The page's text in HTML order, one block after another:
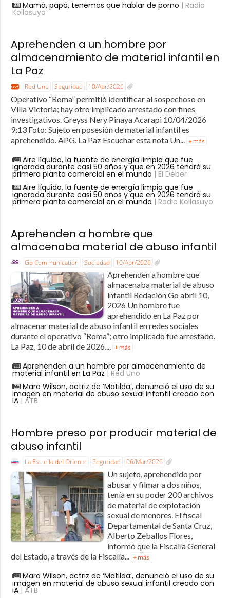
Mamá, papá, tenemos que hablar de porno | Radio
Kollasuyo
Aprehenden a un hombre por
almacenamiento de material infantil en
La Paz
Red Uno Seguridad 10/Abr/2026
Operativo “Roma” permitió identificar al sospechoso en
Villa Victoria; hay otro implicado arrestado con fines
investigativos. Greyss Nery Pinaya Acarapi 10/04/2026
9:13 Foto: Sujeto en posesión de material infantil es
aprehendido. APG. La Paz Escuchar esta nota Un...
+ más
Aire líquido, la fuente de energía limpia que fue
ignorada durante casi 50 años y que en 2026 tendrá su
primera planta comercial en el mundo | El Deber
Aire líquido, la fuente de energía limpia que fue
ignorada durante casi 50 años y que en 2026 tendrá su
primera planta comercial en el mundo | Radio Kollasuyo
Aprehenden a hombre que
almacenaba material de abuso infantil
Go Communication Sociedad 10/Abr/2026
Aprehenden a hombre que
almacenaba material de abuso
infantil Redación Go abril 10,
2026 Un hombre fue
aprehendido en La Paz por
almacenar material de abuso infantil en redes sociales
durante el operativo “Roma”; otro implicado fue arrestado.
La Paz, 10 de abril de 2026.... + más
Aprehenden a un hombre por almacenamiento de
material infantil en La Paz | Red Uno
Mara Wilson, actriz de ‘Matilda’, denunció el uso de su
imagen en material de abuso sexual infantil creado con
IA| ATB
Hombre preso por producir material de
abuso infantil
La Estrella del Oriente Seguridad 06/Mar/2026
Un sujeto, aprehendido por
abusar y filmar a dos niños,
tenía en su poder 200 archivos
de material de explotación
sexual de menores. El fiscal
Departamental de Santa Cruz,
Alberto Zeballos Flores,
informó que la Fiscalía General
del Estado, a través de la Fiscalía... + más
Mara Wilson, actriz de ‘Matilda’, denunció el uso de su
imagen en material de abuso sexual infantil creado con
IA| ATB